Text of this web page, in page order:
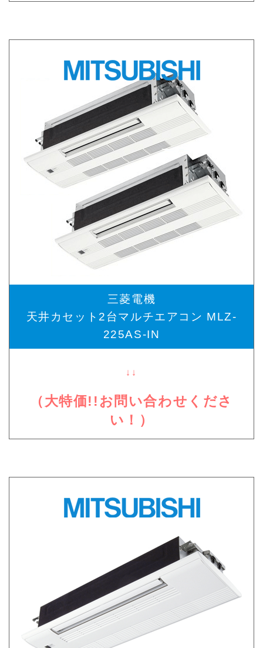
三菱電機
天井カセット2台マルチエアコン MLZ-
225AS-IN
↓↓
（大特価!!お問い合わせくださ
い！）